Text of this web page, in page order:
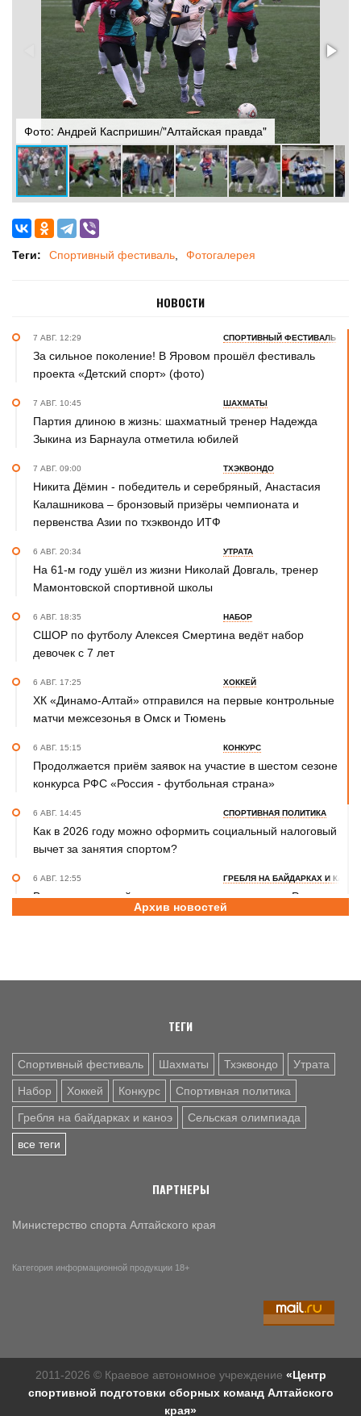
Фото: Андрей Каспришин/"Алтайская правда"
Теги: Спортивный фестиваль Фотогалерея
НОВОСТИ
7 АВГ. 12:29 СПОРТИВНЫЙ ФЕСТИВАЛЬ
За сильное поколение! В Яровом прошёл фестиваль
проекта «Детский спорт» (фото)
7 АВГ. 10:45 ШАХМАТЫ
Партия длиною в жизнь: шахматный тренер Надежда
Зыкина из Барнаула отметила юбилей
7 АВГ. 09:00 ТХЭКВОНДО
Никита Дёмин - победитель и серебряный, Анастасия
Калашникова – бронзовый призёры чемпионата и
первенства Азии по тхэквондо ИТФ
6 АВГ. 20:34 УТРАТА
На 61-м году ушёл из жизни Николай Довгаль, тренер
Мамонтовской спортивной школы
6 АВГ. 18:35 НАБОР
СШОР по футболу Алексея Смертина ведёт набор
девочек с 7 лет
6 АВГ. 17:25 ХОККЕЙ
ХК «Динамо-Алтай» отправился на первые контрольные
матчи межсезонья в Омск и Тюмень
6 АВГ. 15:15 КОНКУРС
Продолжается приём заявок на участие в шестом сезоне
конкурса РФС «Россия - футбольная страна»
6 АВГ. 14:45 СПОРТИВНАЯ ПОЛИТИКА
Как в 2026 году можно оформить социальный налоговый
вычет за занятия спортом?
6 АВГ. 12:55 ГРЕБЛЯ НА БАЙДАРКАХ И КАНОЭ
В заключительный день юниорского первенства России
на счету алтайских гребцов три медали
летняя. Поспелиха, 2014 год. Часть первая
Архив новостей
ТЕГИ
Спортивный фестиваль Шахматы Тхэквондо Утрата
Набор Хоккей Конкурс Спортивная политика
Гребля на байдарках и каноэ Сельская олимпиада
все теги
ПАРТНЕРЫ
Министерство спорта Алтайского края
Категория информационной продукции 18+
2011-2026 © Краевое автономное учреждение «Центр
спортивной подготовки сборных команд Алтайского
края»